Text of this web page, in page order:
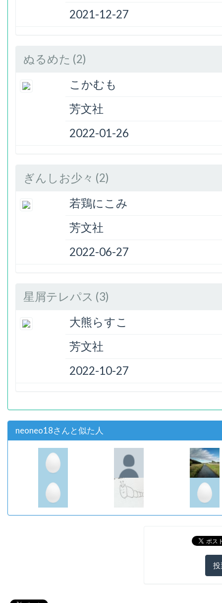
2021-12-27
ぬるめた (2)
こかむも
芳文社
2022-01-26
ぎんしお少々 (2)
若鶏にこみ
芳文社
2022-06-27
星屑テレパス (3)
大熊らすこ
芳文社
2022-10-27
neoneo18さんと似た人
投